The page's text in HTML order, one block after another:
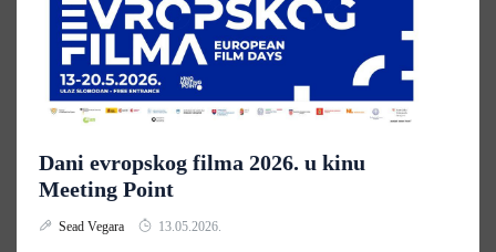
Dani evropskog filma 2026. u kinu
Meeting Point
Sead Vegara 13.05.2026.